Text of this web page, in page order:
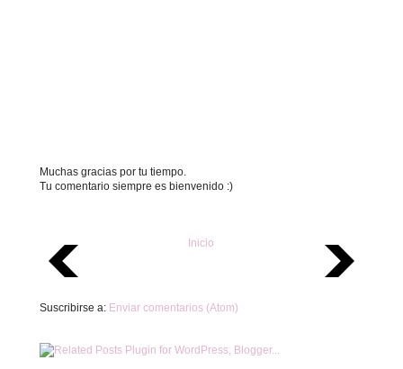
Muchas gracias por tu tiempo.
Tu comentario siempre es bienvenido :)
Inicio
Suscribirse a: Enviar comentarios (Atom)